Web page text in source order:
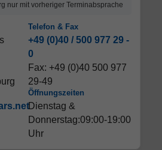
nur mit vorheriger Terminabsprache
Telefon & Fax
+49 (0)40 / 500 977 29 -
0
Fax: +49 (0)40 500 977
29-49
Öffnungszeiten
Dienstag &
Donnerstag:09:00-19:00
Uhr